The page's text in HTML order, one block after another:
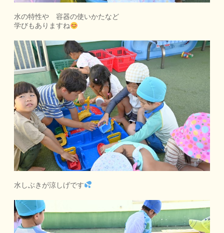
水の特性や 容器の使いかたなど
学びもありますね
水しぶきが涼しげです